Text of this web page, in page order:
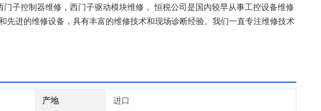
子控制器维修，西门子驱动模块维修， 恒税公司是国内较早从事工控设备维修
先进的维修设备，具有丰富的维修技术和现场诊断经验。我们一直专注维修技术
产地 进口